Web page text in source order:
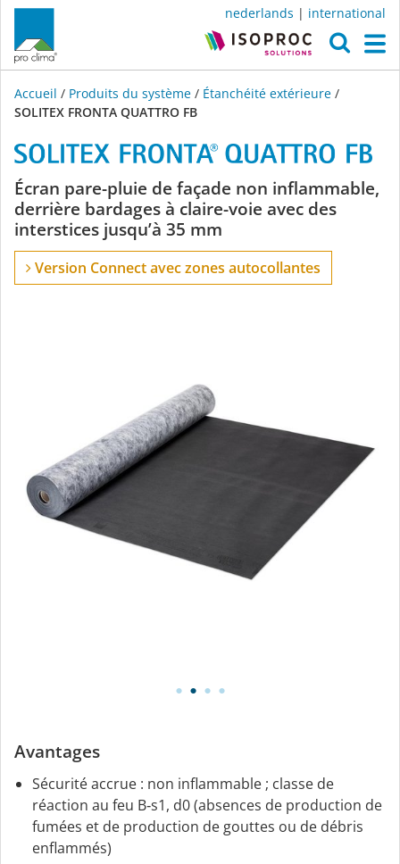
nederlands | international
Accueil / Produits du système / Étanchéité extérieure /
SOLITEX FRONTA QUATTRO FB
SOLITEX
FRONTA
QUATTRO
Écran pare-pluie de façade non inflammable,
derrière bardages à claire-voie avec des
interstices jusqu’à 35 mm
Version Connect avec zones autocollantes
Avantages
Sécurité accrue : non inflammable ; classe de
réaction au feu B‑s1, d0 (absences de production de
fumées et de production de gouttes ou de débris
enflammés)